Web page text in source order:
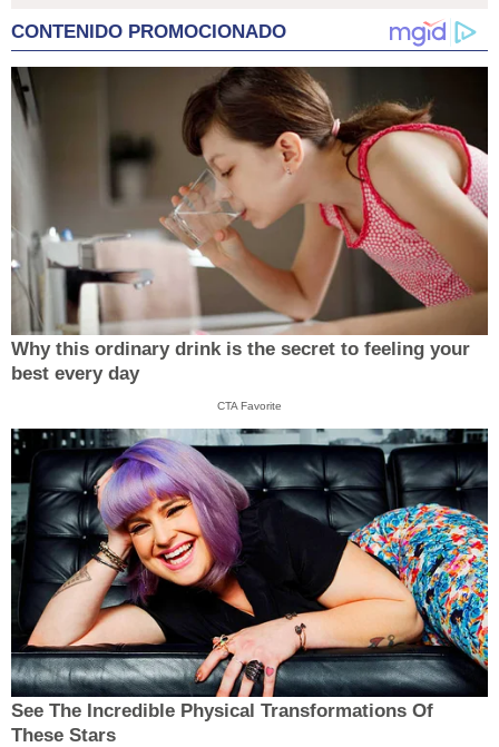
CONTENIDO PROMOCIONADO
Why this ordinary drink is the secret to feeling your
best every day
CTA Favorite
See The Incredible Physical Transformations Of
These Stars